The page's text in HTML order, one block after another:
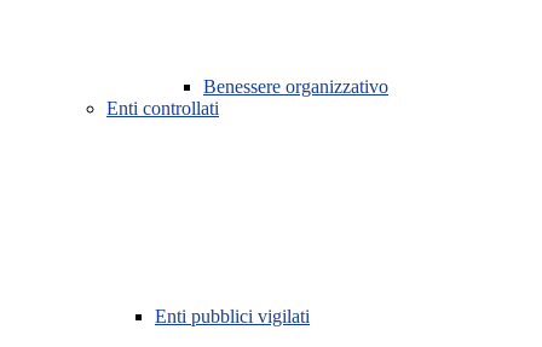
Benessere organizzativo
Enti controllati
Enti pubblici vigilati